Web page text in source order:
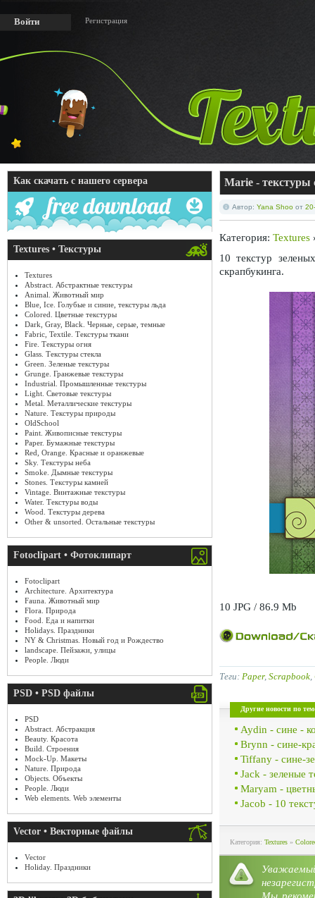
Войти Регистрация
Как скачать с нашего сервера
Textures • Текстуры
Textures
Abstract. Абстрактные текстуры
Animal. Животный мир
Blue, Ice. Голубые и синие, текстуры льда
Colored. Цветные текстуры
Dark, Gray, Black. Черные, серые, темные
Fabric, Textile. Текстуры ткани
Fire. Текстуры огня
Glass. Текстуры стекла
Green. Зеленые текстуры
Grunge. Гранжевые текстуры
Industrial. Промышленные текстуры
Light. Световые текстуры
Metal. Металлические текстуры
Nature. Текстуры природы
OldSchool
Paint. Живописные текстуры
Paper. Бумажные текстуры
Red, Orange. Красные и оранжевые
Sky. Текстуры неба
Smoke. Дымные текстуры
Stones. Текстуры камней
Vintage. Винтажные текстуры
Water. Текстуры воды
Wood. Текстуры дерева
Other & unsorted. Остальные текстуры
Fotoclipart • Фотоклипарт
Fotoclipart
Architecture. Архитектура
Fauna. Животный мир
Flora. Природа
Food. Еда и напитки
Holidays. Праздники
NY & Christmas. Новый год и Рождество
landscape. Пейзажи, улицы
People. Люди
PSD • PSD файлы
PSD
Abstract. Абстракция
Beauty. Красота
Build. Строения
Mock-Up. Макеты
Nature. Природа
Objects. Объекты
People. Люди
Web elements. Web элементы
Vector • Векторные файлы
Vector
Holiday. Праздники
Marie - текстуры
Автор: Yana Shoo от
Категория: Textures
10 текстур
скрапбукинга.
10 JPG / 86.9 Mb
Теги: Paper, Scrapbook
Другие новости по
Aydin - сине -
Brynn - сине-
Tiffany - сине-
Jack - зеленые
Maryam -
Jacob - 10
Категория: Textures »